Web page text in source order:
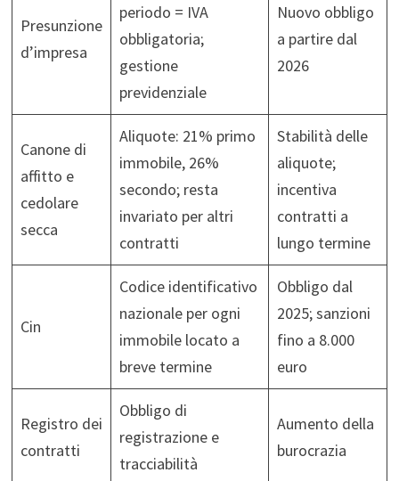
Presunzione
d’impresa
periodo = IVA
obbligatoria;
gestione
previdenziale
Nuovo obbligo
a partire dal
2026
Canone di
affitto e
cedolare
secca
Aliquote: 21% primo
immobile, 26%
secondo; resta
invariato per altri
contratti
Stabilità delle
aliquote;
incentiva
contratti a
lungo termine
Cin
Codice identificativo
nazionale per ogni
immobile locato a
breve termine
Obbligo dal
2025; sanzioni
fino a 8.000
euro
Registro dei
contratti
Obbligo di
registrazione e
tracciabilità
Aumento della
burocrazia